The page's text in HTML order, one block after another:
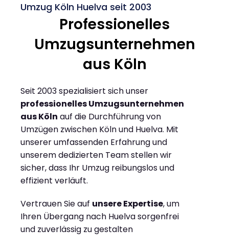
Umzug Köln Huelva seit 2003
Professionelles
Umzugsunternehmen
aus Köln
Seit 2003 spezialisiert sich unser
professionelles Umzugsunternehmen
aus Köln auf die Durchführung von
Umzügen zwischen Köln und Huelva. Mit
unserer umfassenden Erfahrung und
unserem dedizierten Team stellen wir
sicher, dass Ihr Umzug reibungslos und
effizient verläuft.
Vertrauen Sie auf unsere Expertise, um
Ihren Übergang nach Huelva sorgenfrei
und zuverlässig zu gestalten